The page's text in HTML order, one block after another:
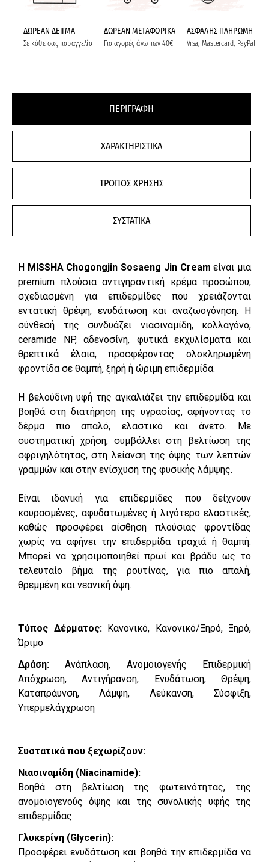
ΔΩΡΕΑΝ ΔΕΙΓΜΑ
Σε κάθε σας παραγγελία
ΔΩΡΕΑΝ ΜΕΤΑΦΟΡΙΚΑ
Για αγορές άνω των 40€
ΑΣΦΑΛΗΣ ΠΛΗΡΩΜΗ
Visa, Mastercard, PayPal
ΠΕΡΙΓΡΑΦΗ
ΧΑΡΑΚΤΗΡΙΣΤΙΚΑ
ΤΡΟΠΟΣ ΧΡΗΣΗΣ
ΣΥΣΤΑΤΙΚΑ
Η MISSHA Chogongjin Sosaeng Jin Cream είναι μια
premium πλούσια αντιγηραντική κρέμα προσώπου,
σχεδιασμένη για επιδερμίδες που χρειάζονται
εντατική θρέψη, ενυδάτωση και αναζωογόνηση. Η
σύνθεσή της συνδυάζει νιασιναμίδη, κολλαγόνο,
ceramide NP, αδενοσίνη, φυτικά εκχυλίσματα και
θρεπτικά έλαια, προσφέροντας ολοκληρωμένη
φροντίδα σε θαμπή, ξηρή ή ώριμη επιδερμίδα.
Η βελούδινη υφή της αγκαλιάζει την επιδερμίδα και
βοηθά στη διατήρηση της υγρασίας, αφήνοντας το
δέρμα πιο απαλό, ελαστικό και άνετο. Με
συστηματική χρήση, συμβάλλει στη βελτίωση της
σφριγηλότητας, στη λείανση της όψης των λεπτών
γραμμών και στην ενίσχυση της φυσικής λάμψης.
Είναι ιδανική για επιδερμίδες που δείχνουν
κουρασμένες, αφυδατωμένες ή λιγότερο ελαστικές,
καθώς προσφέρει αίσθηση πλούσιας φροντίδας
χωρίς να αφήνει την επιδερμίδα τραχιά ή θαμπή.
Μπορεί να χρησιμοποιηθεί πρωί και βράδυ ως το
τελευταίο βήμα της ρουτίνας, για πιο απαλή,
θρεμμένη και νεανική όψη.
Τύπος Δέρματος: Κανονικό, Κανονικό/Ξηρό, Ξηρό,
Ώριμο
Δράση:Ανάπλαση, Ανομοιογενής Επιδερμική
Απόχρωση, Αντιγήρανση, Ενυδάτωση, Θρέψη,
Καταπράυνση, Λάμψη, Λεύκανση, Σύσφιξη,
Υπερμελάγχρωση
Συστατικά που ξεχωρίζουν:
Νιασιναμίδη (Niacinamide):
Βοηθά στη βελτίωση της φωτεινότητας, της
ανομοιογενούς όψης και της συνολικής υφής της
επιδερμίδας.
Γλυκερίνη (Glycerin):
Προσφέρει ενυδάτωση και βοηθά την επιδερμίδα να